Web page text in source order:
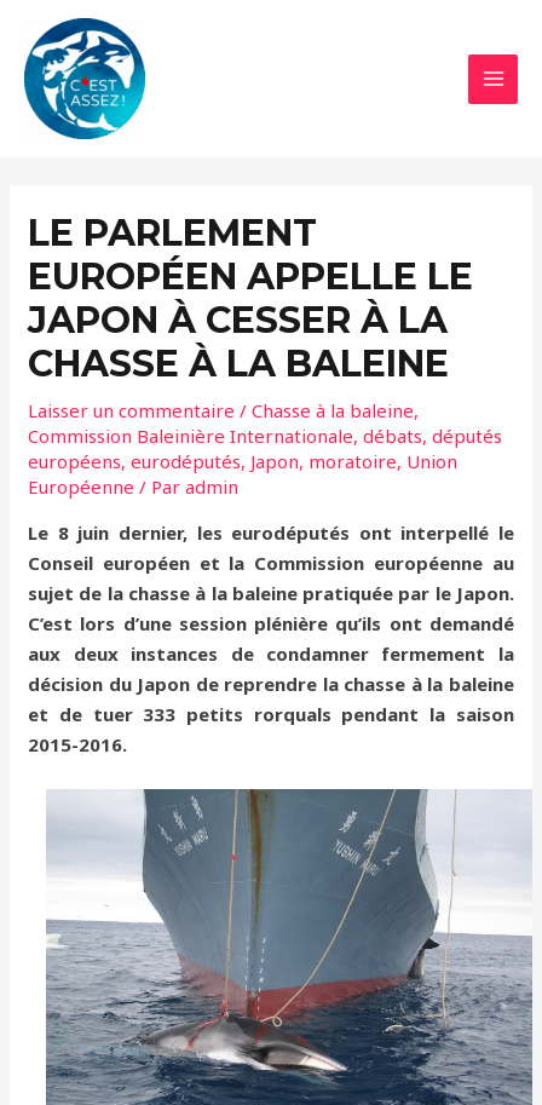
contenu
LE PARLEMENT
EUROPÉEN APPELLE LE
JAPON À CESSER À LA
CHASSE À LA BALEINE
Laisser un commentaire /Chasse à la baleine,
Commission Baleinière Internationale,débats,députés
européens,eurodéputés, Japon, moratoire, Union
Européenne / Paradmin
Le 8 juin dernier, les eurodéputés ont interpellé le
Conseil européen et la Commission européenne au
sujet de la chasse à la baleine pratiquée par le Japon.
C’est lors d’une session plénière qu’ils ont demandé
aux deux instances de condamner fermement la
décision du Japon de reprendre la chasse à la baleine
et de tuer 333 petits rorquals pendant la saison
2015-2016.